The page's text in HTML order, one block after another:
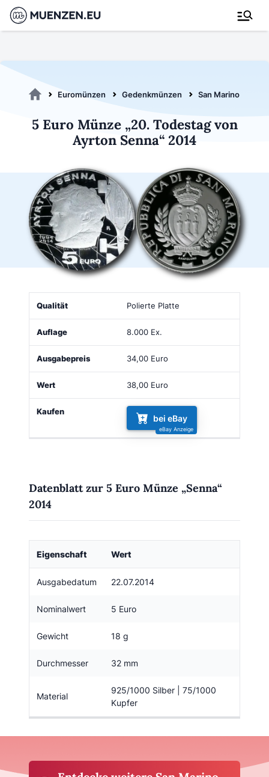
Euromünzen Gedenkmünzen San Marino 2014
5 Euro Münze „20. Todestag von
Ayrton Senna“ 2014
Qualität Ausgabepreis
Polierte Platte
8.000 Ex.
34,00 Euro
38,00 Euro
bei eBay
Datenblatt zur 5 Euro Münze „Senna“
2014
Eigenschaft Wert
Ausgabedatum 22.07.2014
Nominalwert 5 Euro
Gewicht 18 g
Durchmesser 32 mm
Material
925/1000 Silber | 75/1000
Kupfer